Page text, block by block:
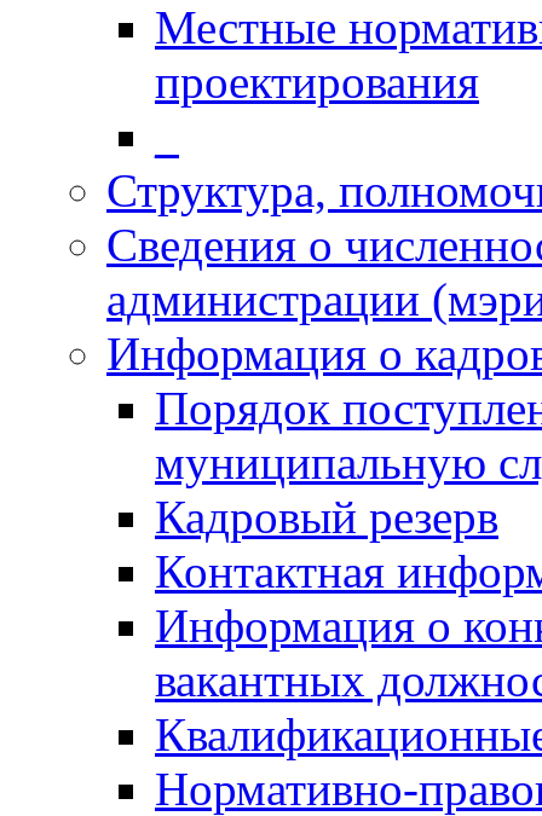
Местные
проектирования
Структура,
Сведения о
администрации
Информация о
Порядок
муниципальную
Кадровый резерв
Контактная
Информация о
вакантных
Нормативно-